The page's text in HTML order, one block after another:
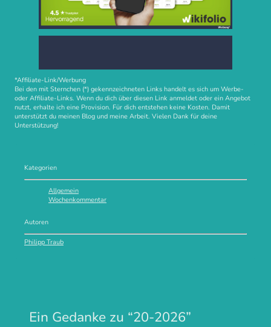
*Affiliate-Link/Werbung
Bei den mit Sternchen (*) gekennzeichneten Links handelt es sich um Werbe-
oder Affiliate-Links. Wenn du dich über diesen Link anmeldet oder ein Angebot
nutzt, erhalte ich eine Provision. Für dich entstehen keine Kosten. Damit
unterstützt du meinen Blog und meine Arbeit. Vielen Dank für deine
Unterstützung!
Kategorien
Allgemein
Wochenkommentar
Autoren
Philipp Traub
Ein Gedanke zu “20-2026”